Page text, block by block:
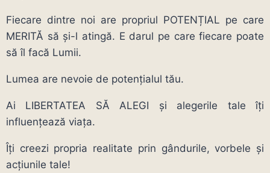
Fiecare dintre noi are propriul POTENȚIAL pe care
MERITĂ să și-l atingă. E darul pe care fiecare poate
să îl facă Lumii.
Lumea are nevoie de potențialul tău.
Ai LIBERTATEA SĂ ALEGI și alegerile tale îți
influențează viața.
Îți creezi propria realitate prin gândurile, vorbele și
acțiunile tale!